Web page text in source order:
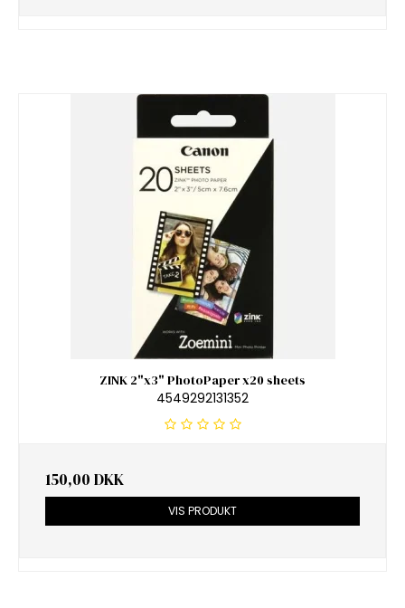
ZINK 2"x3" PhotoPaper x20 sheets
4549292131352
150,00 DKK
VIS PRODUKT